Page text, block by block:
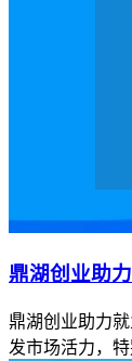
鼎湖创业助
鼎湖创业助力
发市场活力，